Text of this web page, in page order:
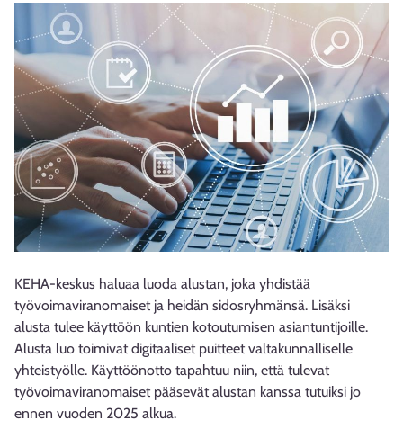
KEHA-keskus haluaa luoda alustan, joka yhdistää
työvoimaviranomaiset ja heidän sidosryhmänsä. Lisäksi
alusta tulee käyttöön kuntien kotoutumisen asiantuntijoille.
Alusta luo toimivat digitaaliset puitteet valtakunnalliselle
yhteistyölle. Käyttöönotto tapahtuu niin, että tulevat
työvoimaviranomaiset pääsevät alustan kanssa tutuiksi jo
ennen vuoden 2025 alkua.